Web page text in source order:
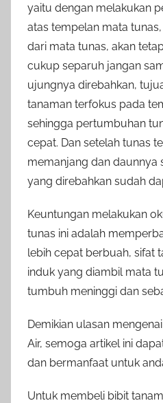
yaitu dengan melakukan
atas tempelan mata
dari mata tunas, akan
cukup separuh jangan
ujungnya direbahkan,
tanaman terfokus pada
sehingga pertumbuhan
cepat. Dan setelah tunas
memanjang dan daunnya
yang direbahkan sudah
Keuntungan melakukan
tunas ini adalah
lebih cepat berbuah, sifat
induk yang diambil mata
tumbuh meninggi dan
Demikian ulasan
Air, semoga artikel ini
dan bermanfaat untuk
Untuk membeli bibit